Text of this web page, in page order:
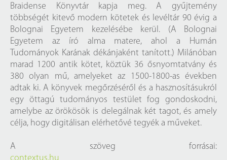
Braidense Könyvtár kapja meg. A gyűjtemény
többségét kitevő modern kötetek és levéltár 90 évig a
Bolognai Egyetem kezelésébe kerül. (A Bolognai
Egyetem az író alma matere, ahol a Humán
Tudományok Karának dékánjaként tanított.) Milánóban
marad 1200 antik kötet, köztük 36 ősnyomtatvány és
380 olyan mű, amelyeket az 1500-1800-as években
adtak ki. A könyvek megőrzéséről és a hasznosításukról
egy öttagú tudományos testület fog gondoskodni,
amelybe az örökösök is delegálnak két tagot, és amely
célja, hogy digitálisan elérhetővé tegyék a műveket.
A szöveg forrásai: